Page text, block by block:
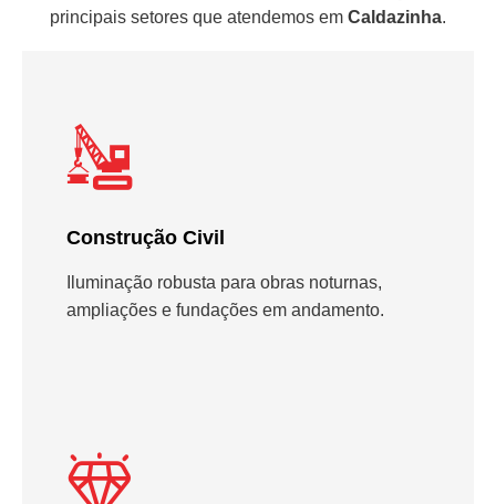
principais setores que atendemos em Caldazinha.
Construção Civil
Iluminação robusta para obras noturnas,
ampliações e fundações em andamento.